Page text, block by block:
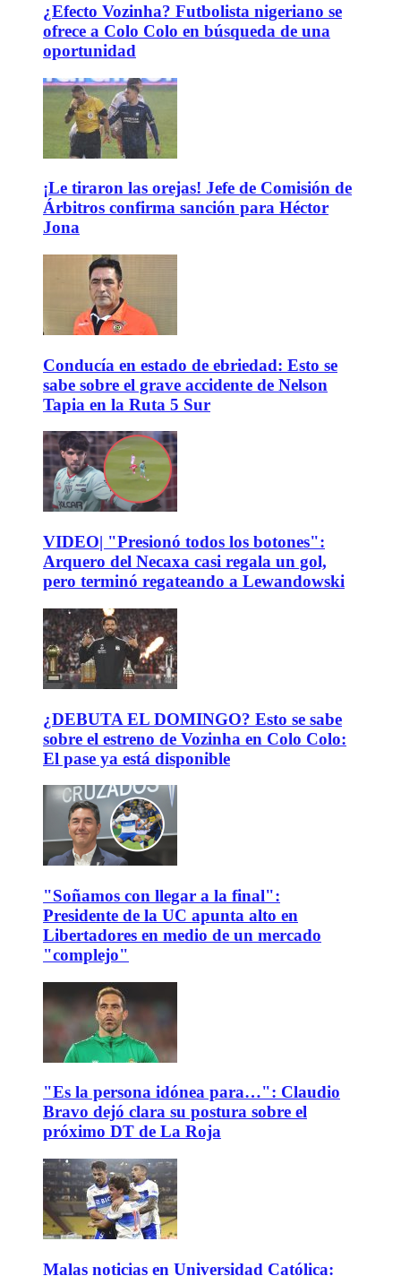
¿Efecto Vozinha? Futbolista nigeriano se
ofrece a Colo Colo en búsqueda de una
oportunidad
¡Le tiraron las orejas! Jefe de Comisión de
Árbitros confirma sanción para Héctor
Jona
Conducía en estado de ebriedad: Esto se
sabe sobre el grave accidente de Nelson
Tapia en la Ruta 5 Sur
VIDEO| "Presionó todos los botones":
Arquero del Necaxa casi regala un gol,
pero terminó regateando a Lewandowski
¿DEBUTA EL DOMINGO? Esto se sabe
sobre el estreno de Vozinha en Colo Colo:
El pase ya está disponible
"Soñamos con llegar a la final":
Presidente de la UC apunta alto en
Libertadores en medio de un mercado
"complejo"
"Es la persona idónea para…": Claudio
Bravo dejó clara su postura sobre el
próximo DT de La Roja
Malas noticias en Universidad Católica: